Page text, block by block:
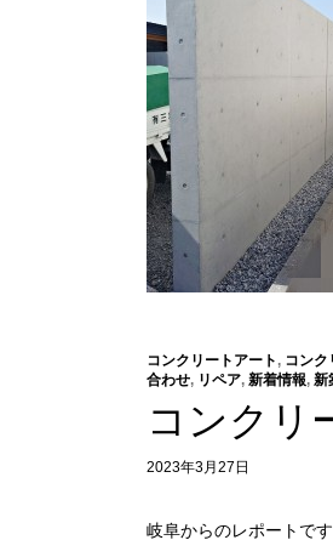
コンクリートアート , コンク
合わせ, リペア, 新着情報, 新
コンクリ
2023年3月27日
岐阜からのレポートで